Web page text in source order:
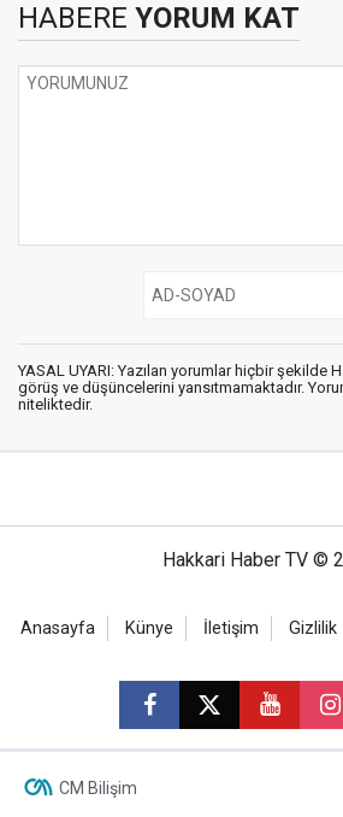
HABERE YORUM KAT
YASAL UYARI: Yazılan yorumlar hiçbir şekilde
görüş ve düşüncelerini yansıtmamaktadır.
niteliktedir.
Hakkari Haber TV ©
Anasayfa Künye İletişim Gizlilik
CM Bilişim